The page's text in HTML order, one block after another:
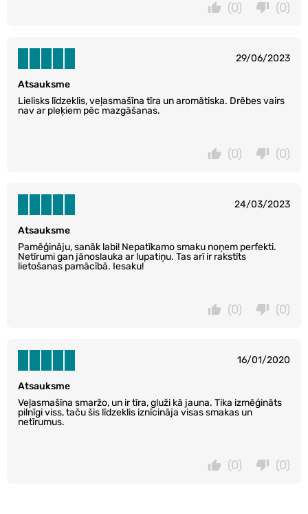
(0)
(0)
29/06/2023
Atsauksme
Lielisks līdzeklis, veļasmašīna tīra un aromātiska. Drēbes vairs
nav ar pleķiem pēc mazgāšanas.
(0)
(0)
24/03/2023
Atsauksme
Pamēģināju, sanāk labi! Nepatīkamo smaku noņem perfekti.
Netīrumi gan jānoslauka ar lupatiņu. Tas arī ir rakstīts
lietošanas pamācībā. Iesaku!
(0)
(0)
16/01/2020
Atsauksme
Veļasmašīna smaržo, un ir tīra, gluži kā jauna. Tika izmēģināts
pilnīgi viss, taču šis līdzeklis iznīcināja visas smakas un
netīrumus.
(0)
(0)